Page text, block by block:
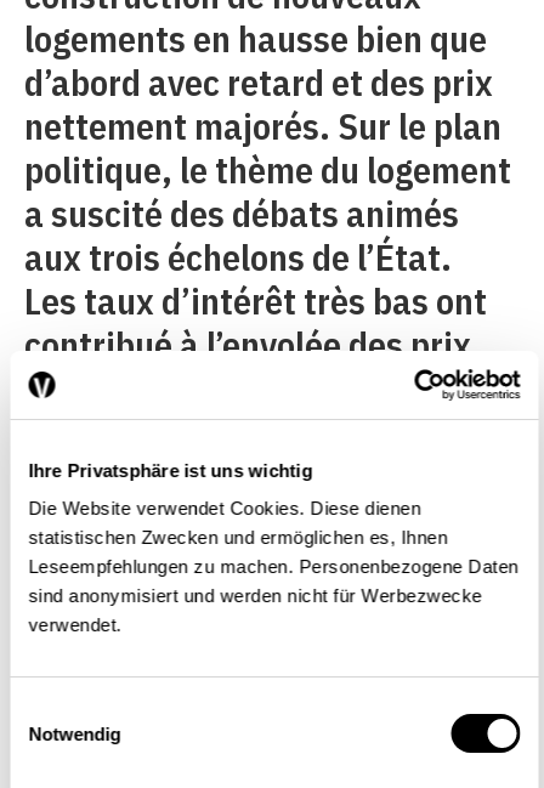
Ihre Privatsphäre ist uns wichtig
Die Website verwendet Cookies. Diese dienen
statistischen Zwecken und ermöglichen es, Ihnen
Leseempfehlungen zu machen. Personenbezogene Daten
sind anonymisiert und werden nicht für Werbezwecke
verwendet.
Notwendig
logements en hausse bien que
d’abord avec retard et des prix
nettement majorés. Sur le plan
politique, le thème du logement
a suscité des débats animés
aux trois échelons de l’État.
Les taux d’intérêt très bas ont
contribué à l’envolée des prix.
Ceux-ci ont atteint dans
certaines régions des niveaux
très élevés, en particulier en ce
qui concerne les appartements
en propriété et les maisons
individuelles. On ne pouvait
segment supérieur, on constate